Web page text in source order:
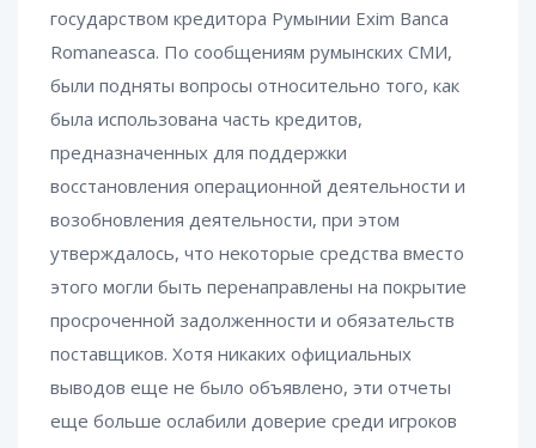
государством кредитора Румынии Exim Banca
Romaneasca. По сообщениям румынских СМИ,
были подняты вопросы относительно того, как
была использована часть кредитов,
предназначенных для поддержки
восстановления операционной деятельности и
возобновления деятельности, при этом
утверждалось, что некоторые средства вместо
этого могли быть перенаправлены на покрытие
просроченной задолженности и обязательств
поставщиков. Хотя никаких официальных
выводов еще не было объявлено, эти отчеты
еще больше ослабили доверие среди игроков